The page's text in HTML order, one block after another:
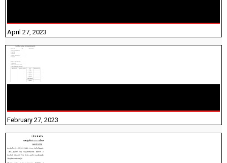
April 27, 2023
February 27, 2023